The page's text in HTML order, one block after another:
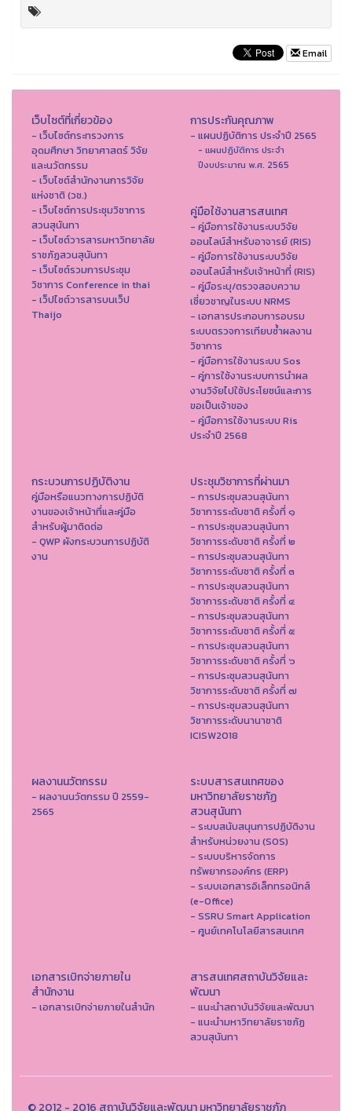
Email
เว็บไซต์ที่เกี่ยวข้อง
- เว็บไซต์กระทรวงการ
อุดมศึกษา วิทยาศาสตร์ วิจัย
และนวัตกรรม
- เว็บไซต์สำนักงานการวิจัย
แห่งชาติ (วช.)
- เว็บไซต์การประชุมวิชาการ
สวนสุนันทา
- เว็บไซต์วารสารมหาวิทยาลัย
ราชภัฏสวนสุนันทา
- เว็บไซต์รวมการประชุม
วิชาการ Conference in thai
- เว็ปไซต์วารสารบนเว็ป
Thaijo
การประกันคุณภาพ
- แผนปฏิบัติการ ประจำปี 2565
- แผนปฏิบัติการ ประจำ
ปีงบประมาณ พ.ศ. 2565
คู่มือใช้งานสารสนเทศ
- คู่มือการใช้งานระบบวิจัย
ออนไลน์สำหรับอาจารย์ (RIS)
- คู่มือการใช้งานระบบวิจัย
ออนไลน์สำหรับเจ้าหน้าที่ (RIS)
- คู่มือระบุ/ตรวจสอบความ
เชี่ยวชาญในระบบ NRMS
- เอกสารประกอบการอบรม
ระบบตรวจการเทียบซ้ำผลงาน
วิชาการ
- คู่มือการใช้งานระบบ Sos
- คู่การใช้งานระบบการนำผล
งานวิจัยไปใช้ประโยชน์และการ
ขอเป็นเจ้าของ
- คู่มือการใช้งานระบบ Ris
ประจำปี 2568
กระบวนการปฏิบัติงาน
คู่มือหรือแนวทางการปฏิบัติ
งานของเจ้าหน้าที่และคู่มือ
สำหรับผู้มาติดต่อ
- QWP ผังกระบวนการปฏิบัติ
งาน
ประชุมวิชาการที่ผ่านมา
- การประชุมสวนสุนันทา
วิชาการระดับชาติ ครั้งที่ ๑
- การประชุมสวนสุนันทา
วิชาการระดับชาติ ครั้งที่ ๒
- การประชุมสวนสุนันทา
วิชาการระดับชาติ ครั้งที่ ๓
- การประชุมสวนสุนันทา
วิชาการระดับชาติ ครั้งที่ ๔
- การประชุมสวนสุนันทา
วิชาการระดับชาติ ครั้งที่ ๕
- การประชุมสวนสุนันทา
วิชาการระดับชาติ ครั้งที่ ๖
- การประชุมสวนสุนันทา
วิชาการระดับชาติ ครั้งที่ ๗
- การประชุมสวนสุนันทา
วิชาการระดับนานาชาติ
ICISW2018
ผลงานนวัตกรรม
- ผลงานนวัตกรรม ปี 2559-
2565
ระบบสารสนเทศของ
มหาวิทยาลัยราชภัฏ
สวนสุนันทา
- ระบบสนับสนุนการปฏิบัติงาน
สำหรับหน่วยงาน (SOS)
- ระบบบริหารจัดการ
ทรัพยากรองค์กร (ERP)
- ระบบเอกสารอิเล็กทรอนิกส์
(e-Office)
- SSRU Smart Application
- ศูนย์เทคโนโลยีสารสนเทศ
เอกสารเบิกจ่ายภายใน
สำนักงาน
- เอกสารเบิกจ่ายภายในสำนัก
สารสนเทศสถาบันวิจัยและ
พัฒนา
- แนะนำสถาบันวิจัยและพัฒนา
- แนะนำมหาวิทยาลัยราชภัฏ
สวนสุนันทา
© 2012 - 2016 สถาบันวิจัยและพัฒนา มหาวิทยาลัยราชภัฏ